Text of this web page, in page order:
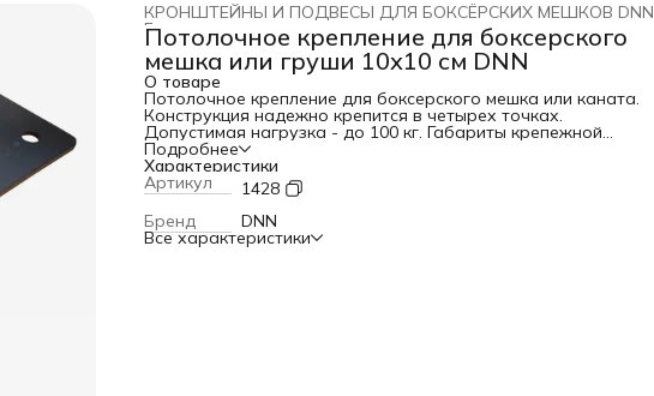
КРОНШТЕЙНЫ И ПОДВЕСЫ ДЛЯ БОКСЁРСКИХ МЕШКОВ DNN
Главная ›
Потолочное крепление для боксерского
мешка или груши 10х10 см DNN
О товаре
Потолочное крепление для боксерского мешка или каната.
Конструкция надежно крепится в четырех точках.
Допустимая нагрузка - до 100 кг. Габариты крепежной
площадки - 10х10 см. Отступ от потолка - 3 см. Комплектация:
кронштейн с кольцом (1 шт.), крепежные болты (4 шт.)
Крепиться четырьмя анкерными болтами. Цвета черный или
белый
Подробнее
Характеристики
Артикул
1428
Бренд
DNN
Все характеристики